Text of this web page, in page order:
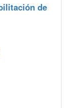
de